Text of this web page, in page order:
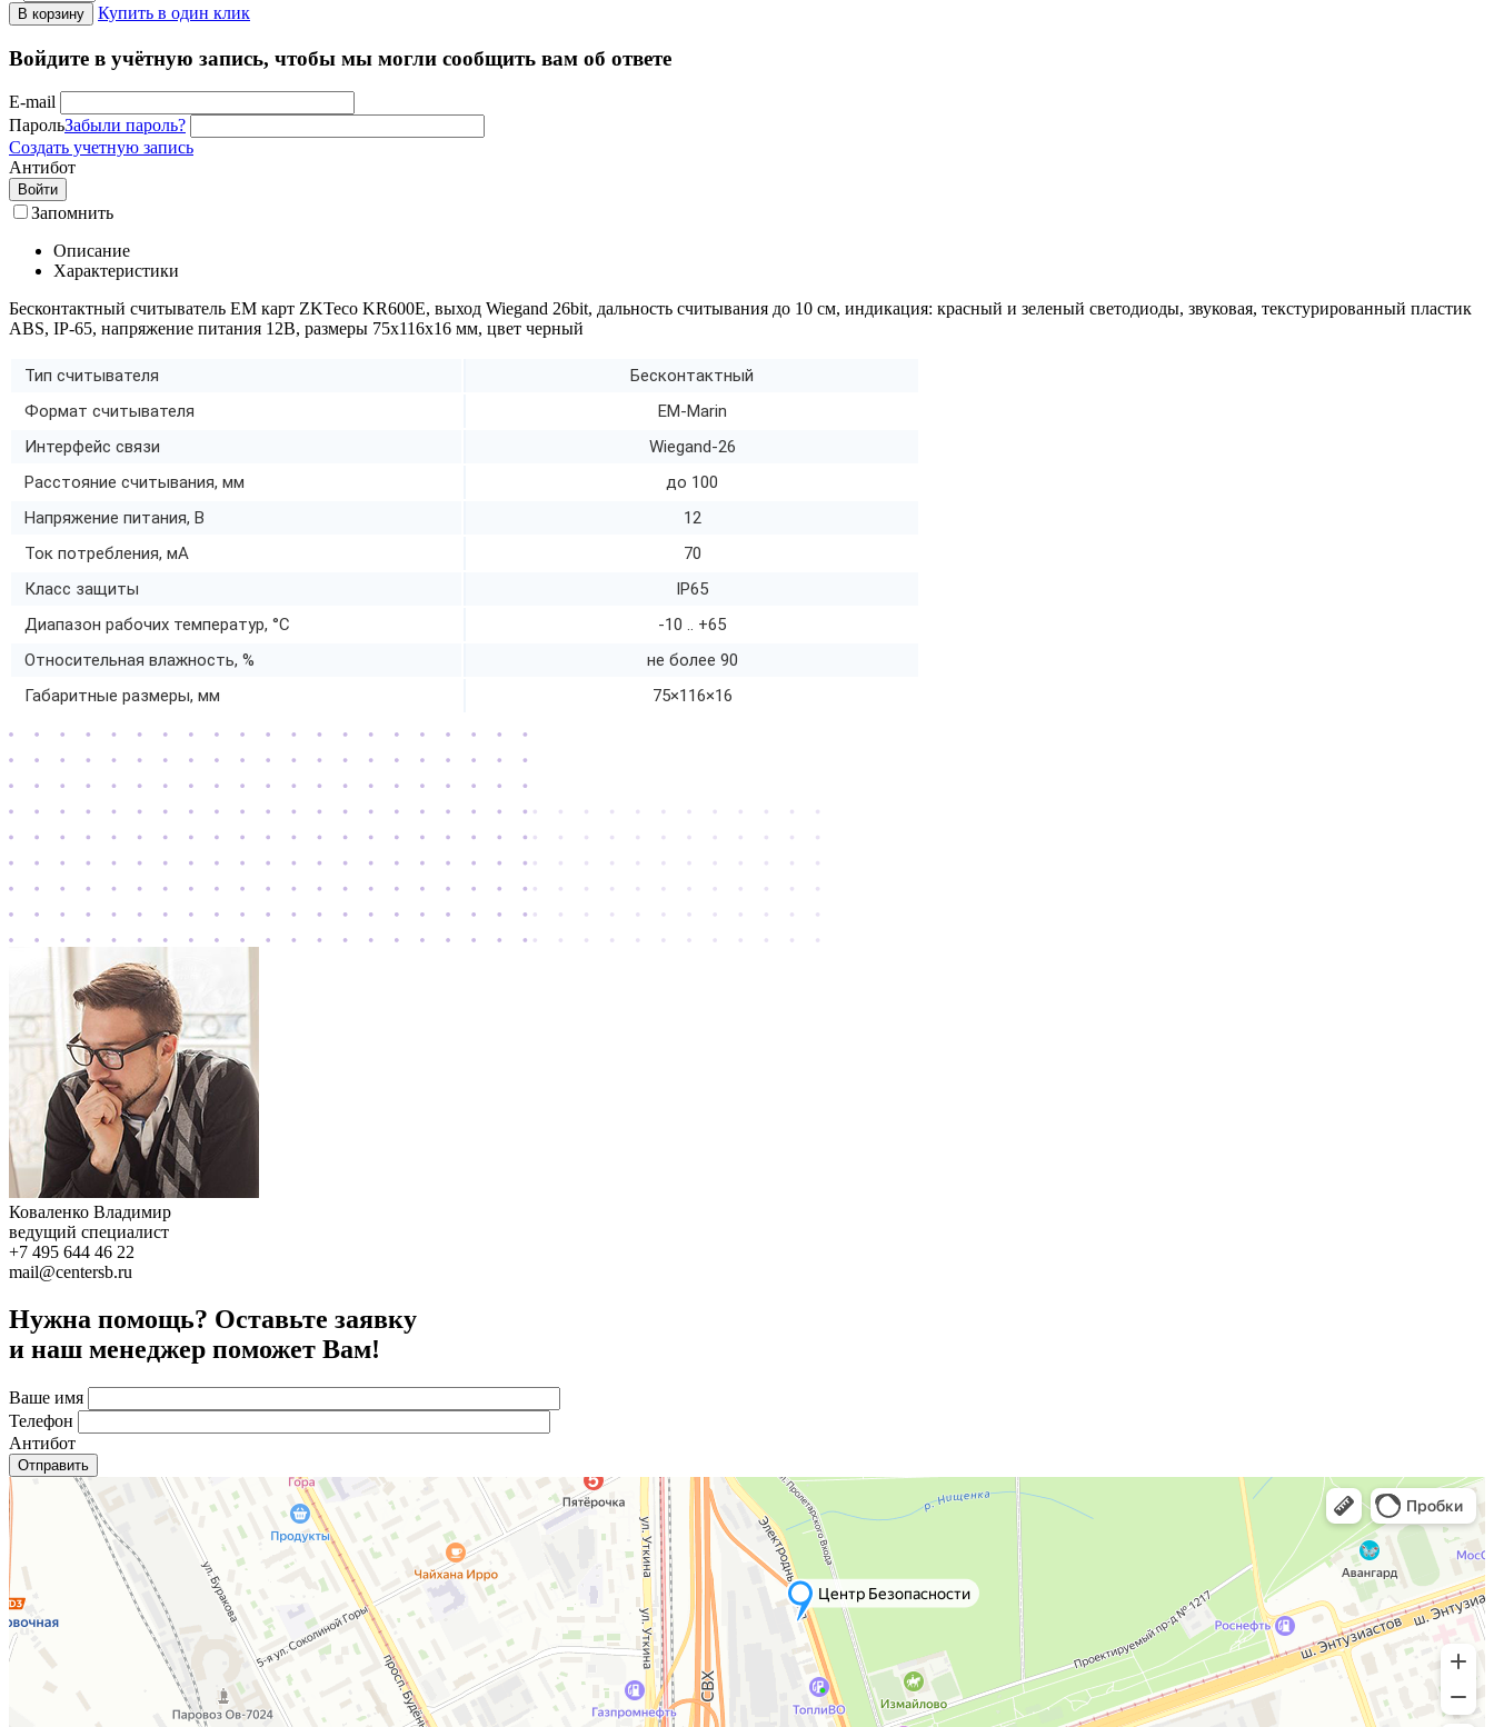
В корзину Купить в один клик
Войдите в учётную запись, чтобы мы могли сообщить вам об ответе
E-mail
ПарольЗабыли пароль?
Создать учетную запись
Антибот
Войти
Запомнить
Описание
Характеристики
Бесконтактный считыватель EM карт ZKTeco KR600E, выход Wiegand 26bit, дальность считывания до 10 см, индикация: красный и зеленый светодиоды, звуковая, текстурированный пластик
ABS, IP-65, напряжение питания 12В, размеры 75х116х16 мм, цвет черный
Тип считывателя
Бесконтактный
Формат считывателя
EM-Marin
Интерфейс связи
Wiegand-26
Расстояние считывания, мм
до 100
Напряжение питания, В
12
Ток потребления, мА
70
Класс защиты
IP65
Диапазон рабочих температур, °C
-10 .. +65
Относительная влажность, %
не более 90
Габаритные размеры, мм
75×116×16
Коваленко Владимир
ведущий специалист
+7 495 644 46 22
mail@centersb.ru
Нужна помощь? Оставьте заявку
и наш менеджер поможет Вам!
Ваше имя
Телефон
Антибот
Отправить